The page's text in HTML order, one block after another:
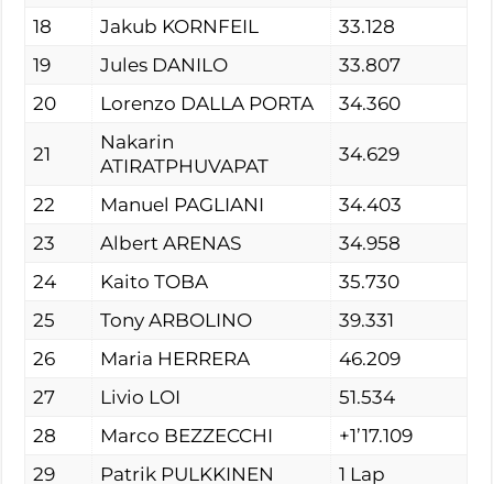
18
Jakub KORNFEIL
33.128
19
Jules DANILO
33.807
20
Lorenzo DALLA PORTA 34.360
21
Nakarin
ATIRATPHUVAPAT
34.629
22 Manuel PAGLIANI
34.403
23
Albert ARENAS
34.958
24
Kaito TOBA
35.730
25
Tony ARBOLINO
39.331
26
Maria HERRERA
46.209
27
Livio LOI
51.534
28
Marco BEZZECCHI
+1’17.109
29
Patrik PULKKINEN
1 Lap